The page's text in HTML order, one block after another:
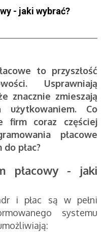
- jaki wybrać?
to przyszłość
Usprawniają
znacznie zmieszają
Co
firm coraz częściej
płacowe
płac?
płacowy - jaki
i płac są w pełni
systemu